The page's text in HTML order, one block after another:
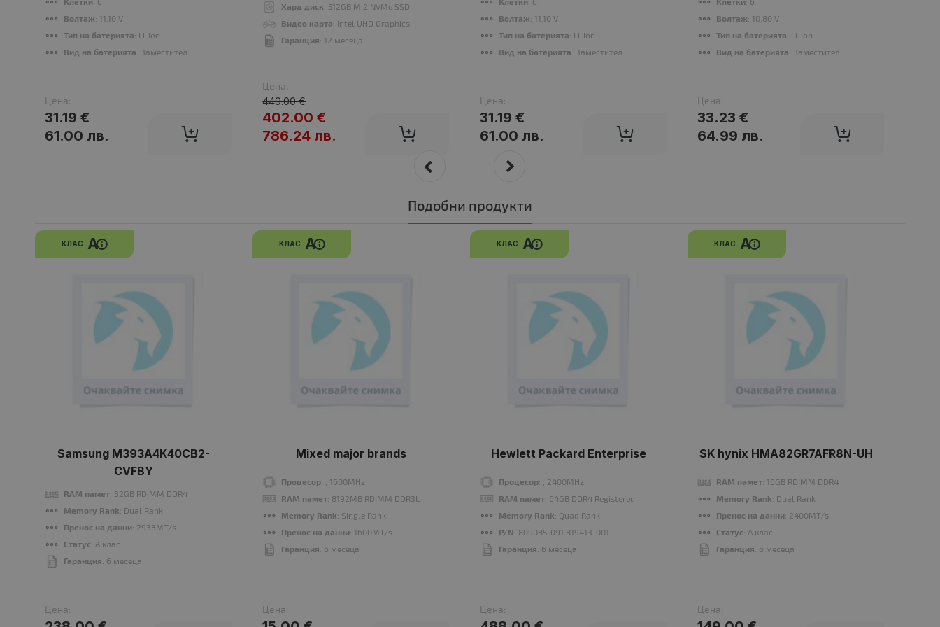
Волтаж: 11.10 V
Тип на батерията: Li-Ion
Вид на батерията: Заместител
Цена:
31.19 €
61.00 лв.
Хард диск: 512GB M.2 NVMe SSD
Видео карта: Intel UHD Graphics
Гаранция: 12 месеца
Цена:
449.00 €
402.00 €
786.24 лв.
Волтаж: 11.10 V
Тип на батерията: Li-Ion
Вид на батерията: Заместител
Цена:
31.19 €
61.00 лв.
Волтаж: 10.80 V
Тип на батерията: Li-Ion
Вид на батерията: Заместител
Цена:
33.23 €
64.99 лв.
Подобни продукти
КЛАС A
Samsung M393A4K40CB2-
CVFBY
RAM памет: 32GB RDIMM DDR4
Memory Rank: Dual Rank
Пренос на данни: 2933MT/s
Статус: A клас
Гаранция: 6 месеца
Цена:
КЛАС A
Mixed major brands
Процесор: , 1600MHz
RAM памет: 8192MB RDIMM DDR3L
Memory Rank: Single Rank
Пренос на данни: 1600MT/s
Гаранция: 6 месеца
Цена:
КЛАС A
Hewlett Packard Enterprise
Процесор: , 2400MHz
RAM памет: 64GB DDR4 Registered
Memory Rank: Quad Rank
P/N: 809085-091 819413-001
Гаранция: 6 месеца
Цена:
КЛАС A
SK hynix HMA82GR7AFR8N-UH
RAM памет: 16GB RDIMM DDR4
Memory Rank: Dual Rank
Пренос на данни: 2400MT/s
Статус: A клас
Гаранция: 6 месеца
Цена: